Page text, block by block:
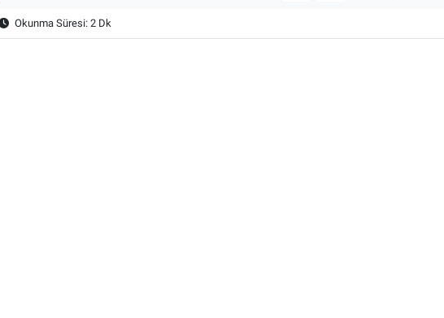
Okunma Süresi: 2 Dk